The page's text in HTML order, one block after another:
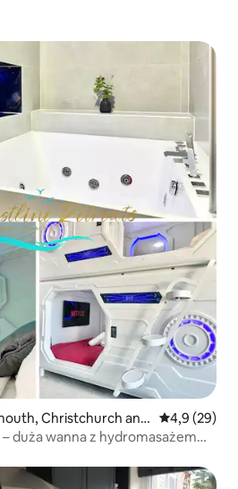
Christchurch and
Średnia
4,9 (29)
duża wanna z hydromasażem